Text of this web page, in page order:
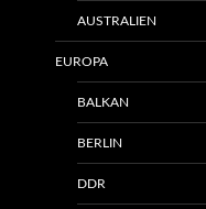
AUSTRALIEN
EUROPA
BALKAN
BERLIN
DDR